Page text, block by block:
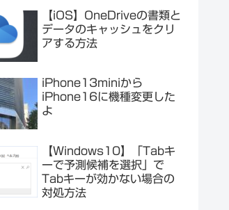
【iOS】OneDriveの書類と
データのキャッシュをクリ
アする方法
iPhone13miniから
iPhone16に機種変更した
よ
【Windows10】「Tabキ
ーで予測候補を選択」で
Tabキーが効かない場合の
対処方法